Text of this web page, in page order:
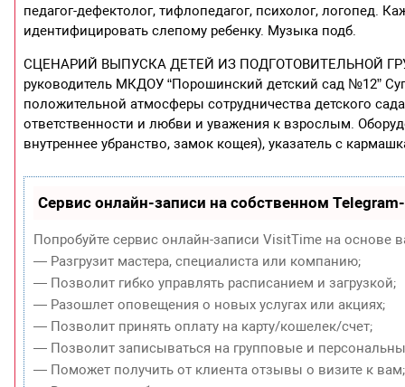
педагог-дефектолог, тифлопедагог, психолог, логопед.
идентифицировать слепому ребенку. Музыка подб.
СЦЕНАРИЙ ВЫПУСКА ДЕТЕЙ ИЗ ПОДГОТОВИТЕЛЬНОЙ
руководитель МКДОУ “Порошинский детский сад №12”
положительной атмосферы сотрудничества детского
ответственности и любви и уважения к взрослым.
внутреннее убранство, замок кощея), указатель с
Сервис онлайн-записи на собственном
Попробуйте сервис онлайн-записи VisitTime на основе
— Разгрузит мастера, специалиста или компанию;
— Позволит гибко управлять расписанием и загрузкой;
— Разошлет оповещения о новых услугах или акциях;
— Позволит принять оплату на карту/кошелек/счет;
— Позволит записываться на групповые и
— Поможет получить от клиента отзывы о визите к вам;